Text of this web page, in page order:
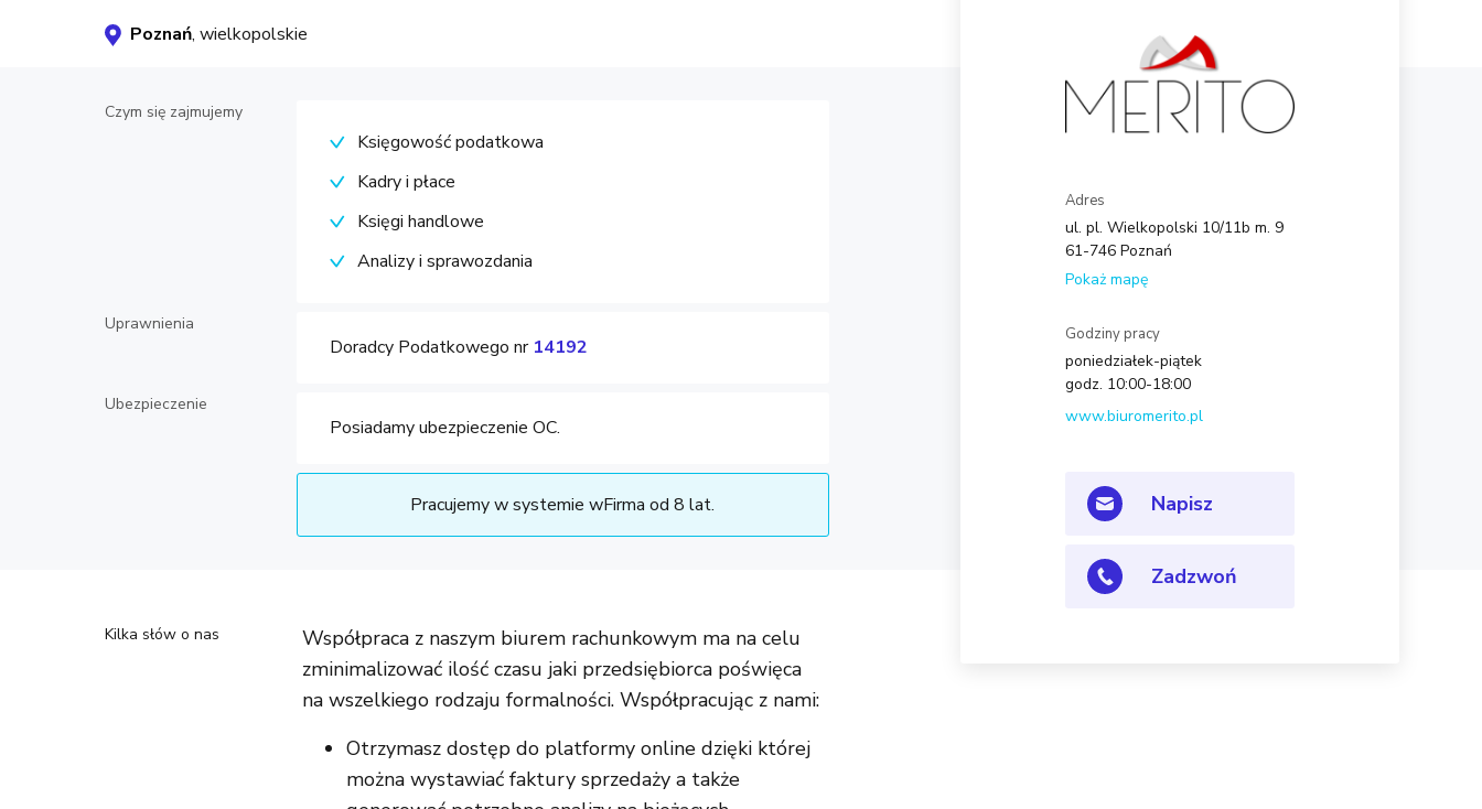
Poznań, wielkopolskie
Czym się zajmujemy
Księgowość podatkowa
Kadry i płace
Księgi handlowe
Analizy i sprawozdania
Uprawnienia
Doradcy Podatkowego nr 14192
Ubezpieczenie
Posiadamy ubezpieczenie OC.
Pracujemy w systemie wFirma od 8 lat.
Adres
ul. pl. Wielkopolski 10/11b m. 9
61-746 Poznań
Pokaż mapę
Godziny pracy
poniedziałek-piątek
godz. 10:00-18:00
www.biuromerito.pl
Napisz
Zadzwoń
Kilka słów o nas
Współpraca z naszym biurem rachunkowym ma na celu
zminimalizować ilość czasu jaki przedsiębiorca poświęca
na wszelkiego rodzaju formalności. Współpracując z nami:
Otrzymasz dostęp do platformy online dzięki której
można wystawiać faktury sprzedaży a także